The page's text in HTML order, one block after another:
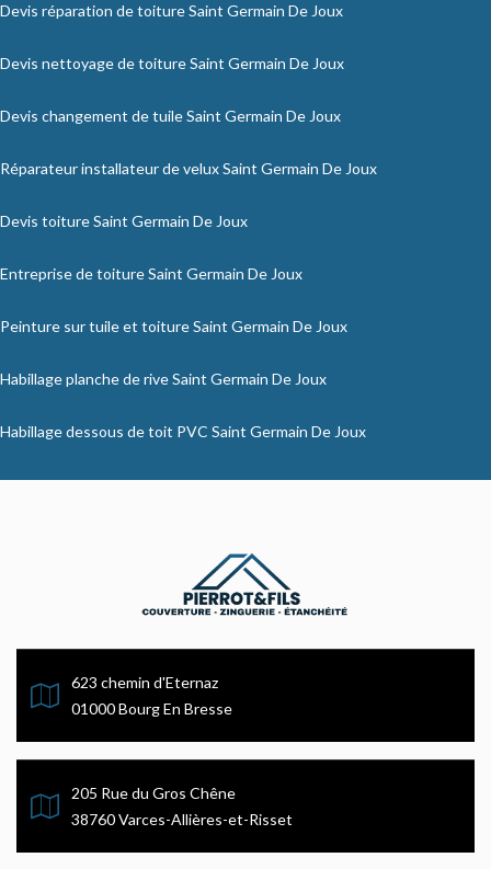
Devis réparation de toiture Saint Germain De Joux
Devis nettoyage de toiture Saint Germain De Joux
Devis changement de tuile Saint Germain De Joux
Réparateur installateur de velux Saint Germain De Joux
Devis toiture Saint Germain De Joux
Entreprise de toiture Saint Germain De Joux
Peinture sur tuile et toiture Saint Germain De Joux
Habillage planche de rive Saint Germain De Joux
Habillage dessous de toit PVC Saint Germain De Joux
623 chemin d'Eternaz
01000 Bourg En Bresse
205 Rue du Gros Chêne
38760 Varces-Allières-et-Risset